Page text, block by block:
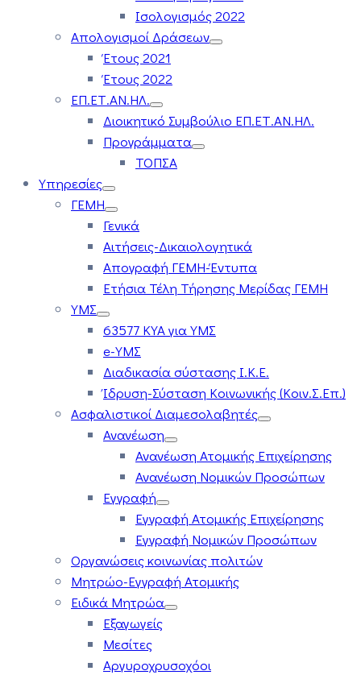
Ισολογισμός 2022
Απολογισμοί Δράσεων
Έτους 2021
Έτους 2022
ΕΠ.ΕΤ.ΑΝ.ΗΛ.
Διοικητικό Συμβούλιο ΕΠ.ΕΤ.ΑΝ.ΗΛ.
Προγράμματα
ΤΟΠΣΑ
Υπηρεσίες
ΓΕΜΗ
Γενικά
Αιτήσεις-Δικαιολογητικά
Απογραφή ΓΕΜΗ-Έντυπα
Ετήσια Τέλη Τήρησης Μερίδας ΓΕΜΗ
ΥΜΣ
63577 ΚΥΑ για ΥΜΣ
e-ΥΜΣ
Διαδικασία σύστασης Ι.Κ.Ε.
Ίδρυση-Σύσταση Κοινωνικής (Κοιν.Σ.Επ.)
Ασφαλιστικοί Διαμεσολαβητές
Ανανέωση
Ανανέωση Ατομικής Επιχείρησης
Ανανέωση Νομικών Προσώπων
Εγγραφή
Εγγραφή Ατομικής Επιχείρησης
Εγγραφή Νομικών Προσώπων
Οργανώσεις κοινωνίας πολιτών
Μητρώο-Εγγραφή Ατομικής
Ειδικά Μητρώα
Εξαγωγείς
Μεσίτες
Αργυροχρυσοχόοι